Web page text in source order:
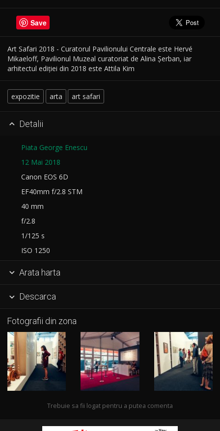
Save
Art Safari 2018 - Curatorul Pavilionului Centrale este Hervé
Mikaeloff, Pavilionul Muzeal curatoriat de Alina Șerban, iar
arhitectul ediției din 2018 este Attila Kim
expozitie arta art safari
 Detalii
Piata George Enescu
12 Mai 2018
Canon EOS 6D
EF40mm f/2.8 STM
40 mm
f/2.8
1/125 s
ISO 1250
 Arata harta
 Descarca
Fotografii din zona
Trebuie sa fii logat pentru a putea comenta